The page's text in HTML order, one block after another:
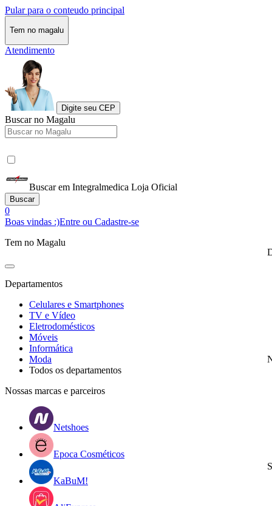
Pular para o conteudo principal
Tem no magalu
Atendimento
Digite seu CEP
Buscar no Magalu
Buscar em Integralmedica Loja Oficial
Buscar
0
Boas vindas :)Entre ou Cadastre-se
Tem no Magalu
Departamentos
Celulares e Smartphones
TV e Vídeo
Eletrodomésticos
Móveis
Informática
Moda
Todos os departamentos
Nossas marcas e parceiros
Netshoes
Epoca Cosméticos
KaBuM!